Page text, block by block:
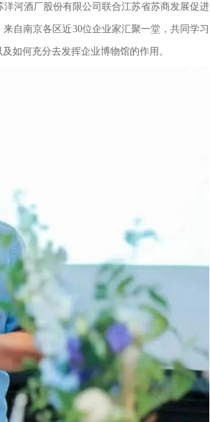
洋河酒厂股份有限公司联合江苏省苏商发展促进
自南京各区近30位企业家汇聚一堂，共同学习
如何充分去发挥企业博物馆的作用。